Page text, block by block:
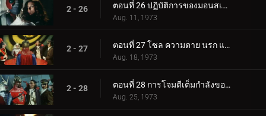
2 - 26 ตอนที่ 26 ปฏิบัติการของมอนสเตอร์ฮีตเตอร์-จั๊กจั่น: มัมมี่
Aug. 11, 1973
2 - 27 ตอนที่ 27 โซล ความตาย นรก และความมืดผงาดขึ้นมาจากหลุมศพ
Aug. 18, 1973
2 - 28 ตอนที่ 28 การโจมตีเต็มกำลังของผู้บัญชาการทั้งห้า!
Aug. 25, 1973